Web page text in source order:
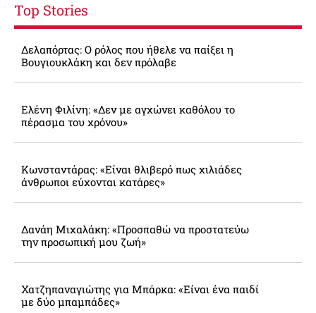
Top Stories
Δελαπόρτας: Ο ρόλος που ήθελε να παίξει η
Βουγιουκλάκη και δεν πρόλαβε
Ελένη Φιλίνη: «Δεν με αγχώνει καθόλου το
πέρασμα του χρόνου»
Κωνσταντάρας: «Είναι θλιβερό πως χιλιάδες
άνθρωποι εύχονται κατάρες»
Δανάη Μιχαλάκη: «Προσπαθώ να προστατεύω
την προσωπική μου ζωή»
Χατζηπαναγιώτης για Μπάρκα: «Είναι ένα παιδί
με δύο μπαμπάδες»